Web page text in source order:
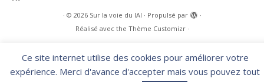
· © 2026 Sur la voie du IAI · Propulsé par
·
Réalisé avec the Thème Customizr·
Ce site internet utilise des cookies pour améliorer votre
expérience. Merci d'avance d'accepter mais vous pouvez tout